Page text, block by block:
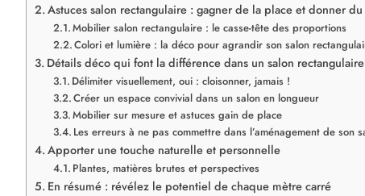
Astuces salon rectangulaire : gagner de la place et donner du
Mobilier salon rectangulaire : le casse-tête des proportions
Colori et lumière : la déco pour agrandir son salon
Détails déco qui font la différence dans un salon rectangulaire
Délimiter visuellement, oui : cloisonner, jamais !
Créer un espace convivial dans un salon en longueur
Mobilier sur mesure et astuces gain de place
Les erreurs à ne pas commettre dans l’aménagement de son
Apporter une touche naturelle et personnelle
Plantes, matières brutes et perspectives
En résumé : révélez le potentiel de chaque mètre carré